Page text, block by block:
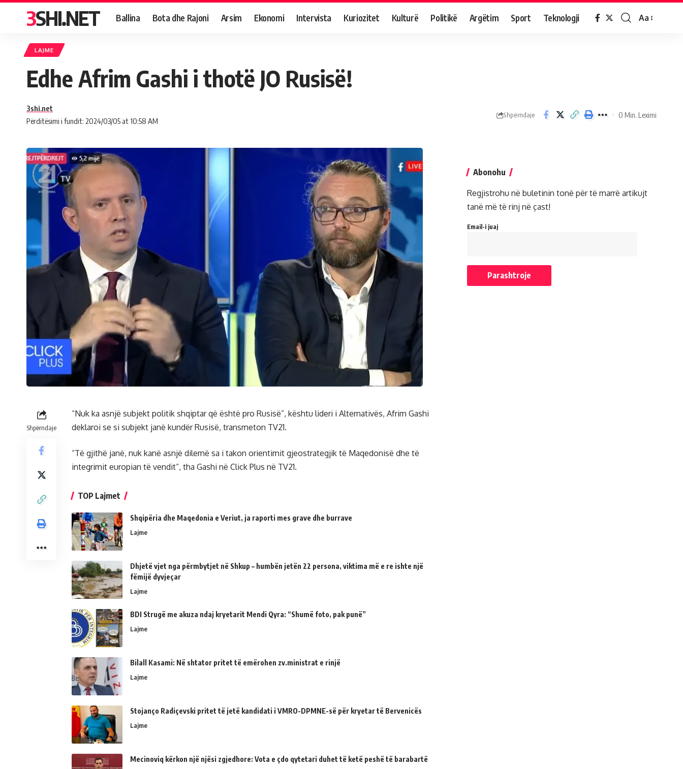
3SHI.NET Ballina Bota dhe Rajoni Arsim Ekonomi Intervista Kuriozitet Kulturë Politikë Argëtim Sport Teknologji Aa
LAJME
Edhe Afrim Gashi i thotë JO Rusisë!
Përditësimi i fundit: 2024/03/05 at 10:58 AM
3shi.net
Shpërndaje 0 Min. Leximi
Shpërndaje
“Nuk ka asnjë subjekt politik shqiptar që është pro Rusisë”, kështu lideri i Alternativës, Afrim Gashi
deklaroi se si subjekt janë kundër Rusisë, transmeton TV21.
“Të gjithë janë, nuk kanë asnjë dilemë sa i takon orientimit gjeostrategjik të Maqedonisë dhe të
integrimit europian të vendit”, tha Gashi në Click Plus në TV21.
TOP Lajmet
Shqipëria dhe Maqedonia e Veriut, ja raporti mes grave dhe burrave
Lajme
Dhjetë vjet nga përmbytjet në Shkup – humbën jetën 22 persona, viktima më e re ishte një
fëmijë dyvjeçar
Lajme
BDI Strugë me akuza ndaj kryetarit Mendi Qyra: “Shumë foto, pak punë”
Lajme
Bilall Kasami: Në shtator pritet të emërohen zv.ministrat e rinjë
Lajme
Stojanço Radiçevski pritet të jetë kandidati i VMRO-DPMNE-së për kryetar të Bervenicës
Lajme
Mecinoviq kërkon një njësi zgjedhore: Vota e çdo qytetari duhet të ketë peshë të barabartë
Abonohu
Regjistrohu në buletinin tonë për të marrë artikujt
tanë më të rinj në çast!
Email-i juaj